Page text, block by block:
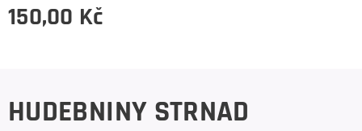
150,00 Kč
HUDEBNINY STRNAD